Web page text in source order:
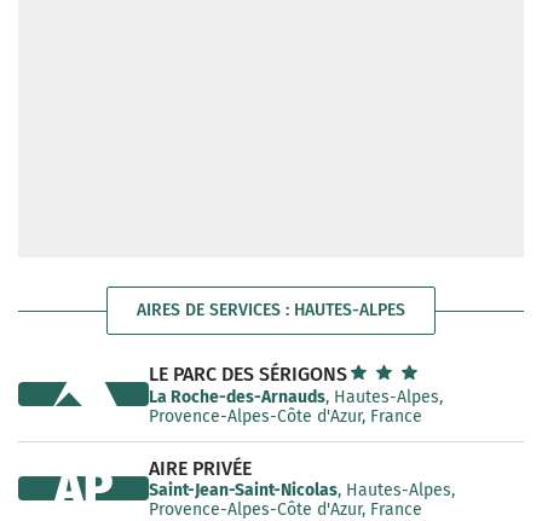
AIRES DE SERVICES : HAUTES-ALPES
LE PARC DES SÉRIGONS
La Roche-des-Arnauds, Hautes-Alpes,
Provence-Alpes-Côte d'Azur, France
AIRE PRIVÉE
Saint-Jean-Saint-Nicolas, Hautes-Alpes,
Provence-Alpes-Côte d'Azur, France
AP